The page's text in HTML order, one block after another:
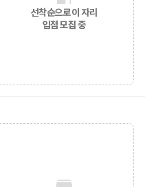
선착순으로 이 자리
입점 모집 중